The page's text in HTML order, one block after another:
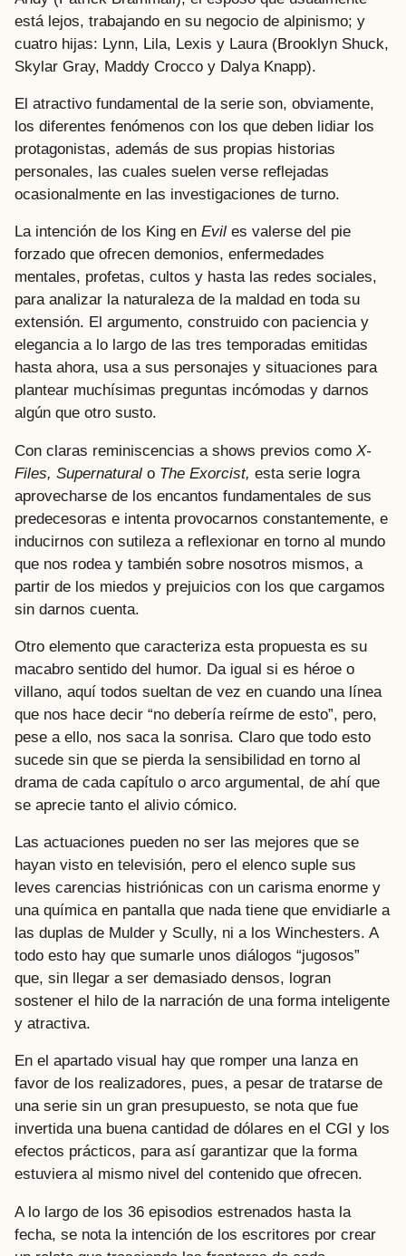
está lejos, trabajando en su negocio de alpinismo; y
cuatro hijas: Lynn, Lila, Lexis y Laura (Brooklyn Shuck,
Skylar Gray, Maddy Crocco y Dalya Knapp).
El atractivo fundamental de la serie son, obviamente,
los diferentes fenómenos con los que deben lidiar los
protagonistas, además de sus propias historias
personales, las cuales suelen verse reflejadas
ocasionalmente en las investigaciones de turno.
La intención de los King en Evil es valerse del pie
forzado que ofrecen demonios, enfermedades
mentales, profetas, cultos y hasta las redes sociales,
para analizar la naturaleza de la maldad en toda su
extensión. El argumento, construido con paciencia y
elegancia a lo largo de las tres temporadas emitidas
hasta ahora, usa a sus personajes y situaciones para
plantear muchísimas preguntas incómodas y darnos
algún que otro susto.
Con claras reminiscencias a shows previos como X-
Files, Supernatural o The Exorcist, esta serie logra
aprovecharse de los encantos fundamentales de sus
predecesoras e intenta provocarnos constantemente, e
inducirnos con sutileza a reflexionar en torno al mundo
que nos rodea y también sobre nosotros mismos, a
partir de los miedos y prejuicios con los que cargamos
sin darnos cuenta.
Otro elemento que caracteriza esta propuesta es su
macabro sentido del humor. Da igual si es héroe o
villano, aquí todos sueltan de vez en cuando una línea
que nos hace decir “no debería reírme de esto”, pero,
pese a ello, nos saca la sonrisa. Claro que todo esto
sucede sin que se pierda la sensibilidad en torno al
drama de cada capítulo o arco argumental, de ahí que
se aprecie tanto el alivio cómico.
Las actuaciones pueden no ser las mejores que se
hayan visto en televisión, pero el elenco suple sus
leves carencias histriónicas con un carisma enorme y
una química en pantalla que nada tiene que envidiarle a
las duplas de Mulder y Scully, ni a los Winchesters. A
todo esto hay que sumarle unos diálogos “jugosos”
que, sin llegar a ser demasiado densos, logran
sostener el hilo de la narración de una forma inteligente
y atractiva.
En el apartado visual hay que romper una lanza en
favor de los realizadores, pues, a pesar de tratarse de
una serie sin un gran presupuesto, se nota que fue
invertida una buena cantidad de dólares en el CGI y los
efectos prácticos, para así garantizar que la forma
estuviera al mismo nivel del contenido que ofrecen.
A lo largo de los 36 episodios estrenados hasta la
fecha, se nota la intención de los escritores por crear